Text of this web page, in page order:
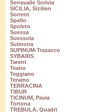
Serravalle Scrivia
SICILIA, Sizilien
Sorrent
Spello
Spoleto
Suessa
Suessola
Sulmona
SUPINUM-Trasacco
SYBARIS
Tarent
Teano
Teggiano
Teramo
TERRACINA
TIBUR
TICINUM, Pavia
Tortona
TREBULA, Quadri